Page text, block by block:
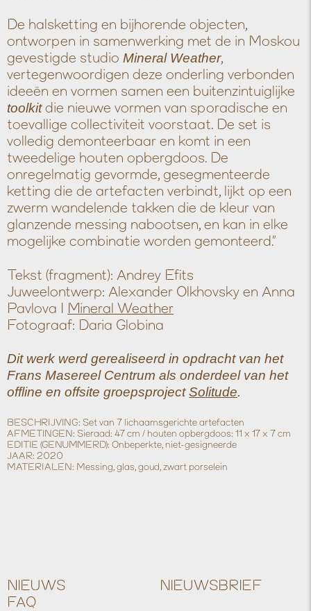
De halsketting en bijhorende objecten,
ontworpen in samenwerking met de in Moskou
gevestigde studio Mineral Weather,
vertegenwoordigen deze onderling verbonden
ideeën en vormen samen een buitenzintuiglijke
toolkitdie nieuwe vormen van sporadische en
toevallige collectiviteit voorstaat. De set is
volledig demonteerbaar en komt in een
tweedelige houten opbergdoos. De
onregelmatig gevormde, gesegmenteerde
ketting die de artefacten verbindt, lijkt op een
zwerm wandelende takken die de kleur van
glanzende messing nabootsen, en kan in elke
mogelijke combinatie worden gemonteerd.”
Tekst (fragment): Andrey Efits
Juweelontwerp: Alexander Olkhovsky en Anna
Pavlova I
Mineral Weather
Fotograaf: Daria Globina
Dit werk werd gerealiseerd in opdracht van het
Frans Masereel Centrum als onderdeel van het
offline en offsite groepsprojectSolitude.
BESCHRIJVING: Set van 7 lichaamsgerichte artefacten
AFMETINGEN: Sieraad: 47 cm / houten opbergdoos: 11 x 17 x 7 cm
EDITIE (GENUMMERD): Onbeperkte, niet-gesigneerde
JAAR: 2020
MATERIALEN: Messing, glas, goud, zwart porselein
NIEUWS
FAQ
NIEUWSBRIEF